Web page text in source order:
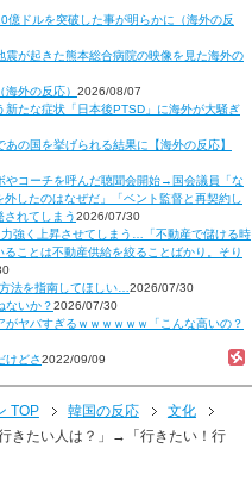
億ドルを突破した事が明らかに（海外の反
が起きた熊本総合病院の映像を見た海外の
外の反応） 2026/08/07
たな症状「日本後PTSD」に海外が大騒ぎ
の国を挙げられる結果に【海外の反応】
やコーチを呼んだ聴聞会開始→国会議員「な
したのはなぜだ」「ベント監督と再契約し
れてしまう2026/07/30
強く上昇させてしまう…「不動産で儲ける時
ことは不動産供給を絞ることばかり。そり
法を指南してほしい…2026/07/30
ないか？2026/07/30
ヤバすぎるｗｗｗｗｗｗ「こんな高いの？
けどさ2022/09/09
TOP 韓国の反応
文化
きたい人は？」→「行きたい！行